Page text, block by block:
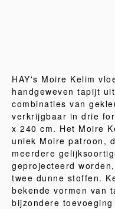
HAY's Moire Kelim
handgeweven tapijt
combinaties van
verkrijgbaar in drie
x 240 cm. Het Moire
uniek Moire patroon,
meerdere
geprojecteerd
twee dunne stoffen.
bekende vormen van
bijzondere